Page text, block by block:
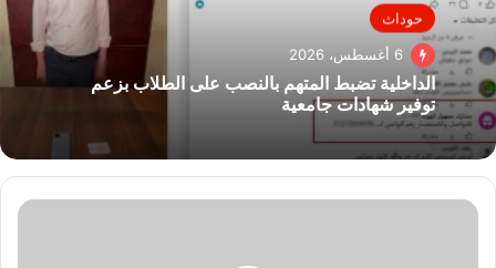
حوداث
6 أغسطس، 2026
الداخلية تضبط المتهم بالنصب على الطلاب بزعم
توفير شهادات جامعية
مستأنف